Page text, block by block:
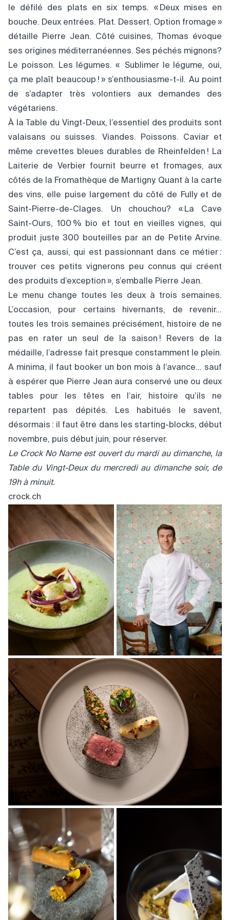
le défilé des plats en six temps. « Deux mises en
bouche. Deux entrées. Plat. Dessert. Option fromage »
détaille Pierre Jean. Côté cuisines, Thomas évoque
ses origines méditerranéennes. Ses péchés mignons?
Le poisson. Les légumes. « Sublimer le légume, oui,
ça me plaît beaucoup ! » s’enthousiasme-t-il. Au point
de s’adapter très volontiers aux demandes des
végétariens.
À la Table du Vingt-Deux, l’essentiel des produits sont
valaisans ou suisses. Viandes. Poissons. Caviar et
même crevettes bleues durables de Rheinfelden ! La
Laiterie de Verbier fournit beurre et fromages, aux
côtés de la Fromathèque de Martigny. Quant à la carte
des vins, elle puise largement du côté de Fully et de
Saint-Pierre-de-Clages. Un chouchou? « La Cave
Saint-Ours, 100 % bio et tout en vieilles vignes, qui
produit juste 300 bouteilles par an de Petite Arvine.
C’est ça, aussi, qui est passionnant dans ce métier :
trouver ces petits vignerons peu connus qui créent
des produits d’exception », s’emballe Pierre Jean.
Le menu change toutes les deux à trois semaines.
L’occasion, pour certains hivernants, de revenir…
toutes les trois semaines précisément, histoire de ne
pas en rater un seul de la saison ! Revers de la
médaille, l’adresse fait presque constamment le plein.
A minima, il faut booker un bon mois à l’avance… sauf
à espérer que Pierre Jean aura conservé une ou deux
tables pour les têtes en l’air, histoire qu’ils ne
repartent pas dépités. Les habitués le savent,
désormais : il faut être dans les starting-blocks, début
novembre, puis début juin, pour réserver.
Le Crock No Name est ouvert du mardi au dimanche, la
Table du Vingt-Deux du mercredi au dimanche soir, de
19h à minuit.
crock.ch